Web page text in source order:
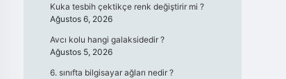
Kuka tesbih çektikçe renk değiştirir mi ?
Ağustos 6, 2026
Avcı kolu hangi galaksidedir ?
Ağustos 5, 2026
6. sınıfta bilgisayar ağları nedir ?